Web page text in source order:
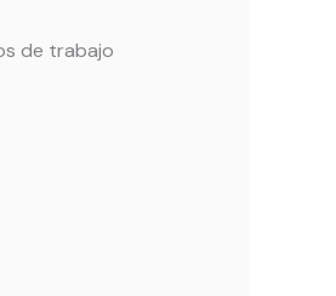
de trabajo